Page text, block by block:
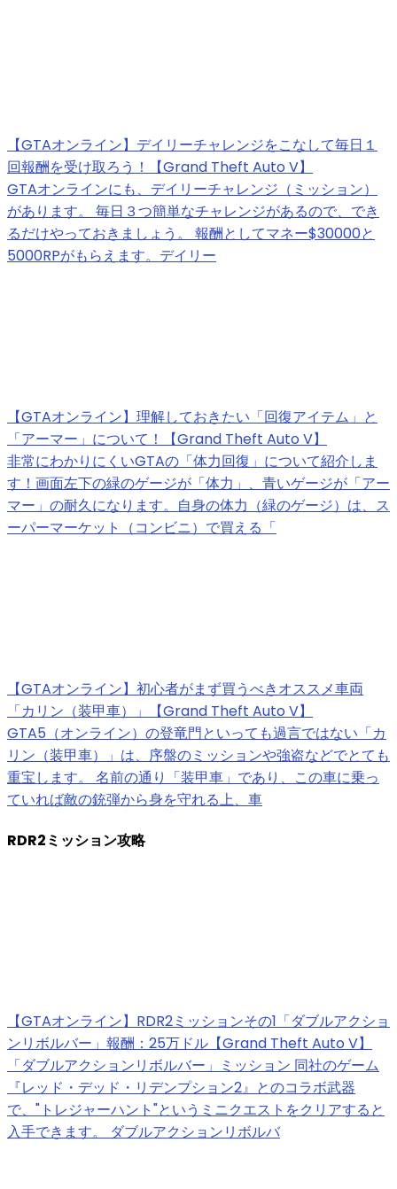
【GTAオンライン】デイリーチャレンジをこなして毎日１
回報酬を受け取ろう！【Grand Theft Auto V】
GTAオンラインにも、デイリーチャレンジ（ミッション）
があります。 毎日３つ簡単なチャレンジがあるので、でき
るだけやっておきましょう。 報酬としてマネー$30000と
5000RPがもらえます。デイリー
【GTAオンライン】理解しておきたい「回復アイテム」と
「アーマー」について！【Grand Theft Auto V】
非常にわかりにくいGTAの「体力回復」について紹介しま
す！画面左下の緑のゲージが「体力」、青いゲージが「アー
マー」の耐久になります。自身の体力（緑のゲージ）は、ス
ーパーマーケット（コンビニ）で買える「
【GTAオンライン】初心者がまず買うべきオススメ車両
「カリン（装甲車）」【Grand Theft Auto V】
GTA5（オンライン）の登竜門といっても過言ではない「カ
リン（装甲車）」は、序盤のミッションや強盗などでとても
重宝します。 名前の通り「装甲車」であり、この車に乗っ
ていれば敵の銃弾から身を守れる上、車
RDR2ミッション攻略
【GTAオンライン】RDR2ミッションその1「ダブルアクショ
ンリボルバー」報酬：25万ドル【Grand Theft Auto V】
「ダブルアクションリボルバー」ミッション 同社のゲーム
『レッド・デッド・リデンプション2』とのコラボ武器
で、"トレジャーハント"というミニクエストをクリアすると
入手できます。 ダブルアクションリボルバ